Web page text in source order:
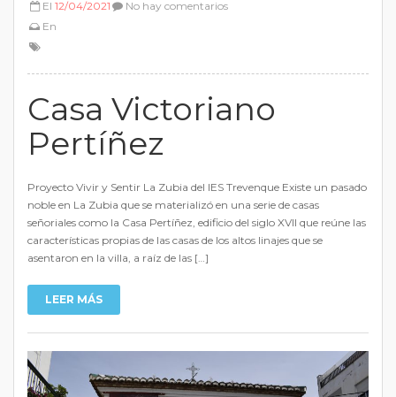
El 12/04/2021
En
No hay comentarios
Casa Victoriano
Pertíñez
Proyecto Vivir y Sentir La Zubia del IES Trevenque Existe un pasado
noble en La Zubia que se materializó en una serie de casas
señoriales como la Casa Pertíñez, edificio del siglo XVII que reúne las
características propias de las casas de los altos linajes que se
asentaron en la villa, a raíz de las […]
LEER MÁS